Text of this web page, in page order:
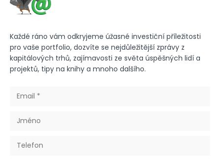
Každé ráno vám odkryjeme úžasné investiční příležitosti
pro vaše portfolio, dozvíte se nejdůležitější zprávy z
kapitálových trhů, zajímavosti ze světa úspěšných lidí a
projektů, tipy na knihy a mnoho dalšího.